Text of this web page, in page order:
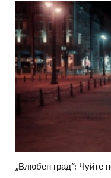
„Влюбен град“: Чуйте